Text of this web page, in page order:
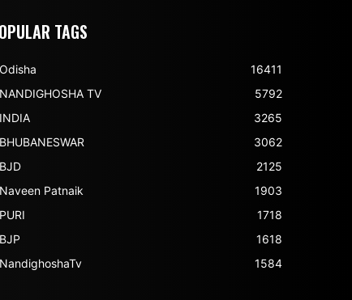
TAGS
Odisha
16411
NANDIGHOSHA TV
5792
INDIA
3265
BHUBANESWAR
3062
BJD
2125
Naveen Patnaik
1903
PURI
1718
BJP
1618
NandighoshaTv
1584